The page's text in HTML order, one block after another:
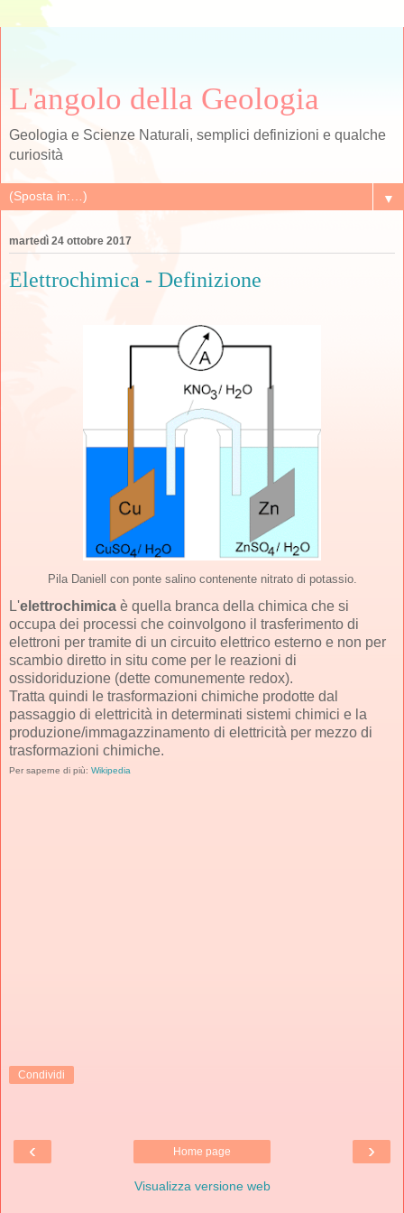
L'angolo della Geologia
Geologia e Scienze Naturali, semplici definizioni e qualche
curiosità
▼
martedì 24 ottobre 2017
Elettrochimica - Definizione
Pila Daniell con ponte salino contenente nitrato di potassio.
L'elettrochimica è quella branca della chimica che si
occupa dei processi che coinvolgono il trasferimento di
elettroni per tramite di un circuito elettrico esterno e non per
scambio diretto in situ come per le reazioni di
ossidoriduzione (dette comunemente redox).
Tratta quindi le trasformazioni chimiche prodotte dal
passaggio di elettricità in determinati sistemi chimici e la
produzione/immagazzinamento di elettricità per mezzo di
trasformazioni chimiche.
Per saperne di più: Wikipedia
Condividi
‹ ›
Home page
Visualizza versione web